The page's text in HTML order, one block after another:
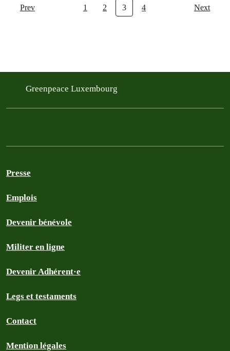
Prev 1 2 3 4 Next
Greenpeace Luxembourg
Presse
Emplois
Devenir bénévole
Militer en ligne
Devenir Adhérent·e
Legs et testaments
Contact
Mention légales